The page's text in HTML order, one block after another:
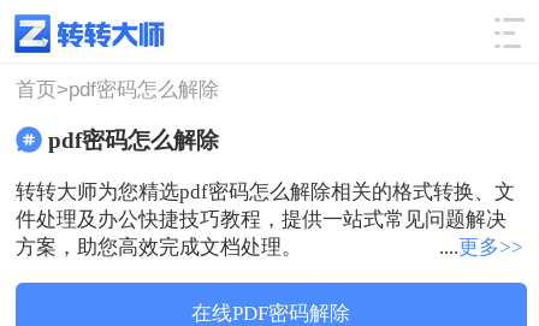
使用技巧 筛选
首页>pdf密码怎么解除
pdf密码怎么解除
转转大师为您精选pdf密码怎么解除相关的格式转换、文
件处理及办公快捷技巧教程，提供一站式常见问题解决
方案，助您高效完成文档处理。
....更多>>
在线PDF密码解除